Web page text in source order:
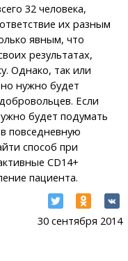
32 человека,
их разным
явным, что
результатах,
Однако, так или
нужно будет
Если
будет подумать
повседневную
способ при
CD14+
пациента.
30 сентября 2014